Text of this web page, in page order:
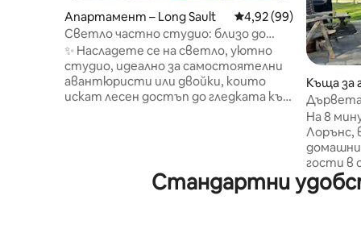
Апартамент – Long Sault Средна оценка: 4,92
4,92 (99)
Светло частно студио: близо до
центъра на града
✨ Насладете се на светло, уютно
студио, идеално за самостоятелни
авантюристи или двойки, които
искат лесен достъп до гледката към
хранителни магазини. Какво ще ви
хареса: ⚡ Бърз Wi-Fi + смарт
Къща за
n
На 8 минути от
Лорънс,
домашни
гости в
място
пътна
Стандартни